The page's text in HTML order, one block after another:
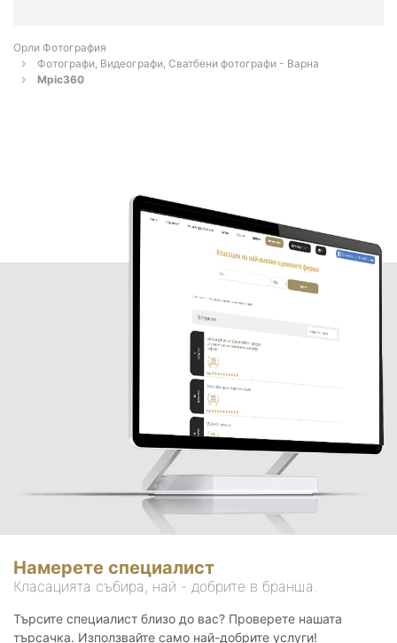
Орли Фотография
Фотографи, Видеографи, Сватбени фотографи - Варна
Mpic360
Намерете специалист
Класацията събира, най - добрите в бранша.
Търсите специалист близо до вас? Проверете нашата
търсачка. Използвайте само най-добрите услуги!